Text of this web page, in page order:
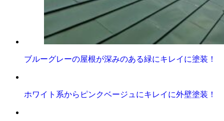
ブルーグレーの屋根が深みのある緑にキレイに塗装！
ホワイト系からピンクベージュにキレイに外壁塗装！